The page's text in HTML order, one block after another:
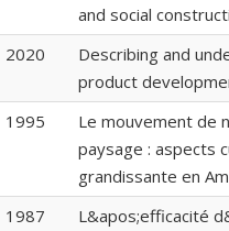
and social
2020
Describing and
product
1995
Le mouvement de
paysage : aspects
grandissante en
1987
L&apos;efficacité